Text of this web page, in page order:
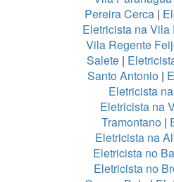
Pereira Cerca |
Eletricista na Vila
Vila Regente
Salete|
Santo Antonio |
Eletricista
Eletricista na
Tramontano |
Eletricista na
Eletricista no
Eletricista no